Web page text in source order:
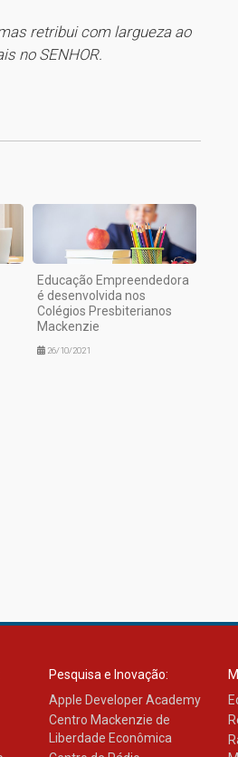
retribui com largueza ao
no SENHOR.
Educação Empreendedora
é desenvolvida nos
Colégios Presbiterianos
Mackenzie
26/10/2021
Pesquisa e Inovação:
Apple Developer Academy
Centro Mackenzie de
Liberdade Econômica